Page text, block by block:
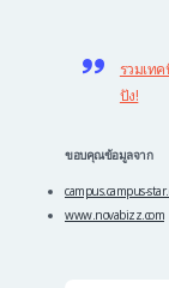
รวมเท
ปัง!
ขอบคุณข้อมูลจาก
campus.campus-
www.novabizz.com